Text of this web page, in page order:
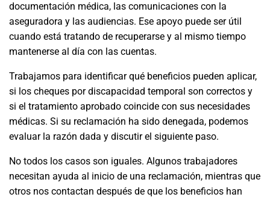
documentación médica, las comunicaciones con la
aseguradora y las audiencias. Ese apoyo puede ser útil
cuando está tratando de recuperarse y al mismo tiempo
mantenerse al día con las cuentas.
Trabajamos para identificar qué beneficios pueden aplicar,
si los cheques por discapacidad temporal son correctos y
si el tratamiento aprobado coincide con sus necesidades
médicas. Si su reclamación ha sido denegada, podemos
evaluar la razón dada y discutir el siguiente paso.
No todos los casos son iguales. Algunos trabajadores
necesitan ayuda al inicio de una reclamación, mientras que
otros nos contactan después de que los beneficios han